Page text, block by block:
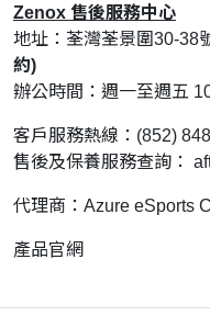
Zenox 售後服務中心
地址：荃灣荃景圍30-38
約)
辦公時間：週一至週五
客戶服務熱線：(852)
售後及保養服務查詢：
代理商：Azure eSports
產品官網